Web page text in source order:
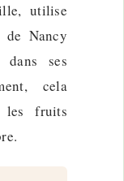
utilise
de Nancy
ses
cela
les fruits